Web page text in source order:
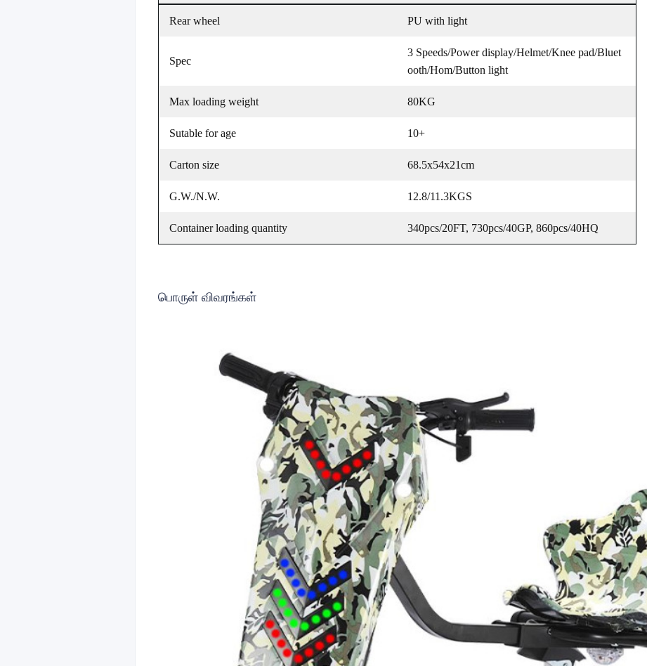
Rear wheel PU with light
Spec
3 Speeds/Power display/Helmet/Knee pad/Bluet
ooth/Hom/Button light
Max loading weight 80KG
Sutable for age 10+
Carton size 68.5x54x21cm
G.W./N.W. 12.8/11.3KGS
Container loading quantity 340pcs/20FT, 730pcs/40GP, 860pcs/40HQ
பொருள் விவரங்கள்